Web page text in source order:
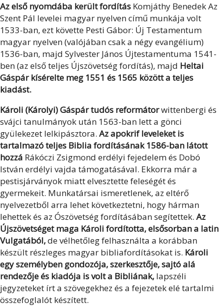
Az első nyomdába került fordítás Komjáthy Benedek Az
Szent Pál levelei magyar nyelven című munkája volt
1533-ban, ezt követte Pesti Gábor: Új Testamentum
magyar nyelven (valójában csak a négy evangélium)
1536-ban, majd Sylvester János Újtestamentuma 1541-
ben (az első teljes Újszövetség fordítás), majd Heltai
Gáspár kísérelte meg 1551 és 1565 között a teljes
kiadást.
Károli (Károlyi) Gáspár tudós reformátorwittenbergi és
svájci tanulmányok után 1563-ban lett a gönci
gyülekezet lelkipásztora. Az apokrif leveleket is
tartalmazó teljes Biblia fordításának 1586-ban látott
hozzá Rákóczi Zsigmond erdélyi fejedelem és Dobó
István erdélyi vajda támogatásával. Ekkorra már a
pestisjárványok miatt elvesztette feleségét és
gyermekeit. Munkatársai ismeretlenek, az eltérő
nyelvezetből arra lehet következtetni, hogy hárman
lehettek és az Ószövetség fordításában segítettek. Az
Újszövetséget maga Károli fordította, elsősorban a latin
Vulgatából,de vélhetőleg felhasználta a korábban
készült részleges magyar bibliafordításokat is. Károli
egy személyben gondozója, szerkesztője, sajtó alá
rendezője és kiadója is volt a Bibliának, lapszéli
jegyzeteket írt a szövegekhez és a fejezetek elé tartalmi
összefoglalót készített.